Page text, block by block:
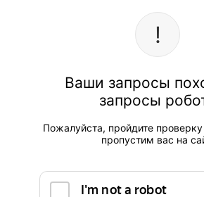
Ваши запросы
запросы
Пожалуйста, пройдите
пропустим вас на